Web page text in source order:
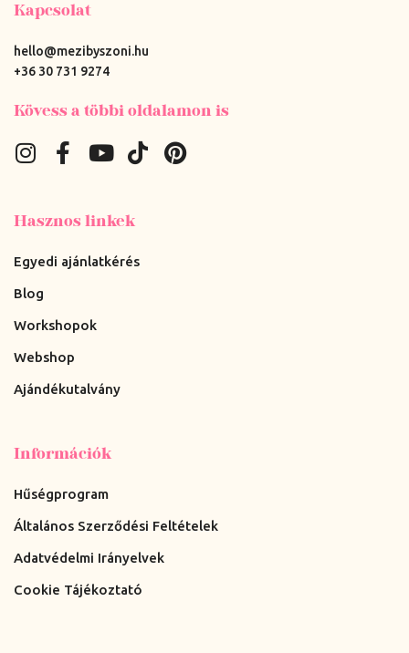
Kapcsolat
hello@mezibyszoni.hu
+36 30 731 9274
Kövess a többi oldalamon is
Hasznos linkek
Egyedi ajánlatkérés
Blog
Workshopok
Webshop
Ajándékutalvány
Információk
Hűségprogram
Általános Szerződési Feltételek
Adatvédelmi Irányelvek
Cookie Tájékoztató